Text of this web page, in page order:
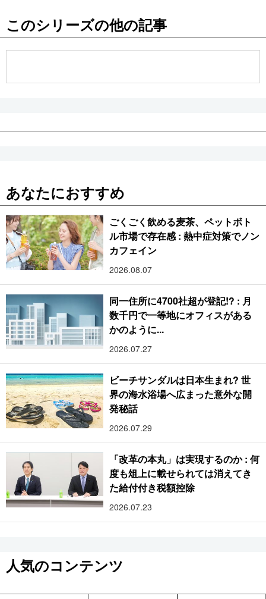
このシリーズの他の記事
あなたにおすすめ
ごくごく飲める麦茶、ペットボト
ル市場で存在感 : 熱中症対策でノン
カフェイン
2026.08.07
同一住所に4700社超が登記!? : 月
数千円で一等地にオフィスがある
かのように...
2026.07.27
ビーチサンダルは日本生まれ? 世
界の海水浴場へ広まった意外な開
発秘話
2026.07.29
「改革の本丸」は実現するのか : 何
度も俎上に載せられては消えてき
た給付付き税額控除
2026.07.23
人気のコンテンツ